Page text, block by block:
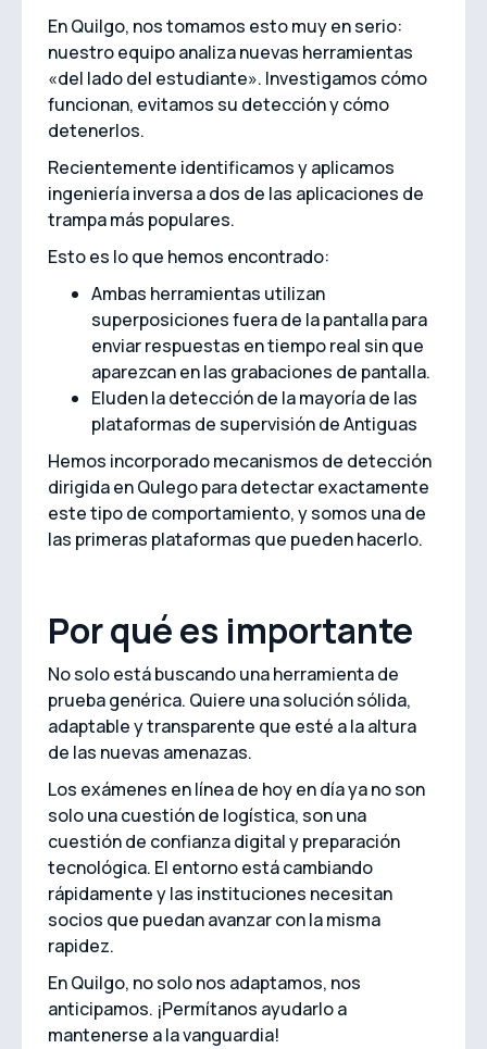
En Quilgo, nos tomamos esto muy en serio:
nuestro equipo analiza nuevas herramientas
«del lado del estudiante». Investigamos cómo
funcionan, evitamos su detección y cómo
detenerlos.
Recientemente identificamos y aplicamos
ingeniería inversa a dos de las aplicaciones de
trampa más populares.
Esto es lo que hemos encontrado:
Ambas herramientas utilizan
superposiciones fuera de la pantalla para
enviar respuestas en tiempo real sin que
aparezcan en las grabaciones de pantalla.
Eluden la detección de la mayoría de las
plataformas de supervisión de Antiguas
Hemos incorporado mecanismos de detección
dirigida en Qulego para detectar exactamente
este tipo de comportamiento, y somos una de
las primeras plataformas que pueden hacerlo.
Por qué es importante
No solo está buscando una herramienta de
prueba genérica. Quiere una solución sólida,
adaptable y transparente que esté a la altura
de las nuevas amenazas.
Los exámenes en línea de hoy en día ya no son
solo una cuestión de logística, son una
cuestión de confianza digital y preparación
tecnológica. El entorno está cambiando
rápidamente y las instituciones necesitan
socios que puedan avanzar con la misma
rapidez.
En Quilgo, no solo nos adaptamos, nos
anticipamos. ¡Permítanos ayudarlo a
mantenerse a la vanguardia!